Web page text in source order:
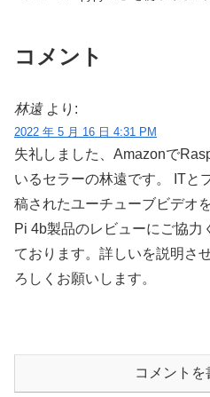
コメント
林遠 より:
2022 年 5 月 16 日 4:31 PM
失礼しました、Amazonで
いるセラーの林遠です。 ITと
稿されたユーチューブビデオ
Pi 4b製品のレビューにご協力
ております。詳しいを説明さ
ろしくお願いします。
コメントを